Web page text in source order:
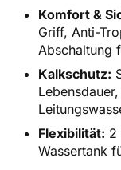
Komfort &
Griff, Anti-
Abschaltung
Kalkschutz:
Flexibilität: 2
Wassertank